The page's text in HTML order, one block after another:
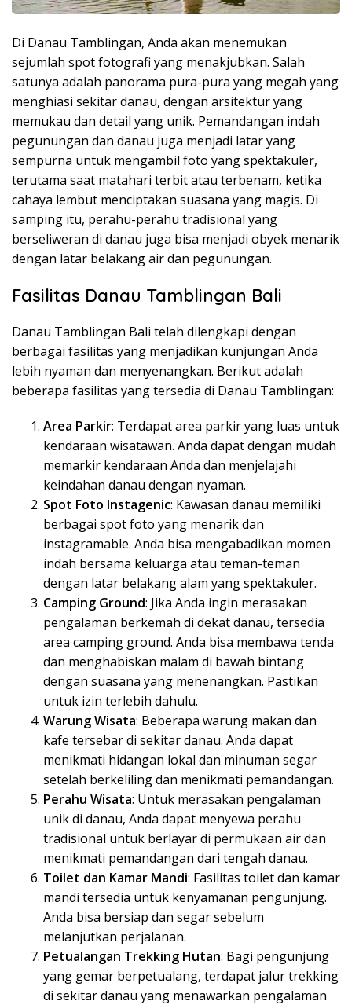
Di Danau Tamblingan, Anda akan menemukan
sejumlah spot fotografi yang menakjubkan. Salah
satunya adalah panorama pura-pura yang megah yang
menghiasi sekitar danau, dengan arsitektur yang
memukau dan detail yang unik. Pemandangan indah
pegunungan dan danau juga menjadi latar yang
sempurna untuk mengambil foto yang spektakuler,
terutama saat matahari terbit atau terbenam, ketika
cahaya lembut menciptakan suasana yang magis. Di
samping itu, perahu-perahu tradisional yang
berseliweran di danau juga bisa menjadi obyek menarik
dengan latar belakang air dan pegunungan.
Fasilitas Danau Tamblingan Bali
Danau Tamblingan Bali telah dilengkapi dengan
berbagai fasilitas yang menjadikan kunjungan Anda
lebih nyaman dan menyenangkan. Berikut adalah
beberapa fasilitas yang tersedia di Danau Tamblingan:
Area Parkir: Terdapat area parkir yang luas untuk
kendaraan wisatawan. Anda dapat dengan mudah
memarkir kendaraan Anda dan menjelajahi
keindahan danau dengan nyaman.
Spot Foto Instagenic: Kawasan danau memiliki
berbagai spot foto yang menarik dan
instagramable. Anda bisa mengabadikan momen
indah bersama keluarga atau teman-teman
dengan latar belakang alam yang spektakuler.
Camping Ground: Jika Anda ingin merasakan
pengalaman berkemah di dekat danau, tersedia
area camping ground. Anda bisa membawa tenda
dan menghabiskan malam di bawah bintang
dengan suasana yang menenangkan. Pastikan
untuk izin terlebih dahulu.
Warung Wisata: Beberapa warung makan dan
kafe tersebar di sekitar danau. Anda dapat
menikmati hidangan lokal dan minuman segar
setelah berkeliling dan menikmati pemandangan.
Perahu Wisata: Untuk merasakan pengalaman
unik di danau, Anda dapat menyewa perahu
tradisional untuk berlayar di permukaan air dan
menikmati pemandangan dari tengah danau.
Toilet dan Kamar Mandi: Fasilitas toilet dan kamar
mandi tersedia untuk kenyamanan pengunjung.
Anda bisa bersiap dan segar sebelum
melanjutkan perjalanan.
Petualangan Trekking Hutan: Bagi pengunjung
yang gemar berpetualang, terdapat jalur trekking
di sekitar danau yang menawarkan pengalaman